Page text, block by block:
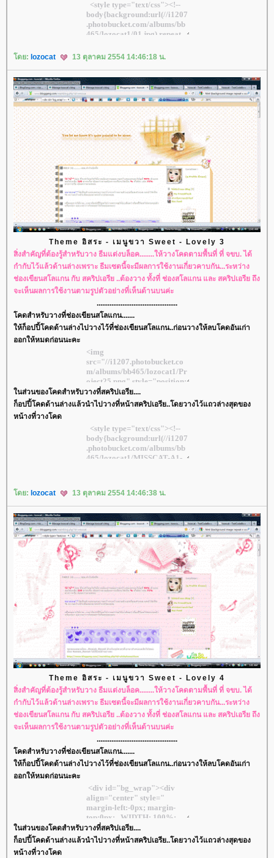
ดย: lozocat 13 ตุลาคม 2554 14:46:18 น.
Theme อิสระ - เมนูขวา Sweet - Lovely 3
สิ่งสำคัญที่ต้องรู้สำหรับวาง ธีมแต่งบล็อค........ให้วางโคดตามพื้นที่ ที่ จขบ. ได้
กำกับไว้แล้วด้านล่างเพราะ ธีมเซตนี้จะมีผลการใช้งานเกี่ยวคาบกัน...ระหว่าง
ช่องเขียนสโลแกน กับ สคริปเอรีย ..ต้องวาง ทั้งที่ ช่องสโลแกน และ สคริปเอรีย ถึง
จะเห็นผลการใช้งานตามรูปตัวอย่างที่เห็นด้านบนค่ะ
............................................
คดสำหรับวางที่ช่องเขียนสโลแกน.......
ห้ก็อปปี้โคดด้านล่างไปวางไว้ที่ช่องเขียนสโลแกน..ก่อนวางให้ลบโคดอันเก่า
ออกให้หมดก่อนนะคะ
นส่วนของโคดสำหรับวางที่สคริปเอรีย....
ก็อปปี้โคดด้านล่างแล้วนำไปวางที่หน้าสคริปเอรีย..โดยวางไว้แถวล่างสุดของ
หน้างที่วางโคด
ดย: lozocat 13 ตุลาคม 2554 14:46:38 น.
Theme อิสระ - เมนูขวา Sweet - Lovely 4
สิ่งสำคัญที่ต้องรู้สำหรับวาง ธีมแต่งบล็อค........ให้วางโคดตามพื้นที่ ที่ จขบ. ได้
กำกับไว้แล้วด้านล่างเพราะ ธีมเซตนี้จะมีผลการใช้งานเกี่ยวคาบกัน...ระหว่าง
ช่องเขียนสโลแกน กับ สคริปเอรีย ..ต้องวาง ทั้งที่ ช่องสโลแกน และ สคริปเอรีย ถึง
จะเห็นผลการใช้งานตามรูปตัวอย่างที่เห็นด้านบนค่ะ
............................................
คดสำหรับวางที่ช่องเขียนสโลแกน.......
ห้ก็อปปี้โคดด้านล่างไปวางไว้ที่ช่องเขียนสโลแกน..ก่อนวางให้ลบโคดอันเก่า
ออกให้หมดก่อนนะคะ
นส่วนของโคดสำหรับวางที่สคริปเอรีย....
ก็อปปี้โคดด้านล่างแล้วนำไปวางที่หน้าสคริปเอรีย..โดยวางไว้แถวล่างสุดของ
หน้างที่วางโคด